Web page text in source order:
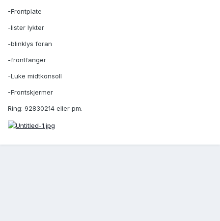
-Frontplate
-lister lykter
-blinklys foran
-frontfanger
-Luke midtkonsoll
-Frontskjermer
Ring: 92830214 eller pm.